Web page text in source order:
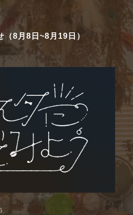
8月8日~8月19日）